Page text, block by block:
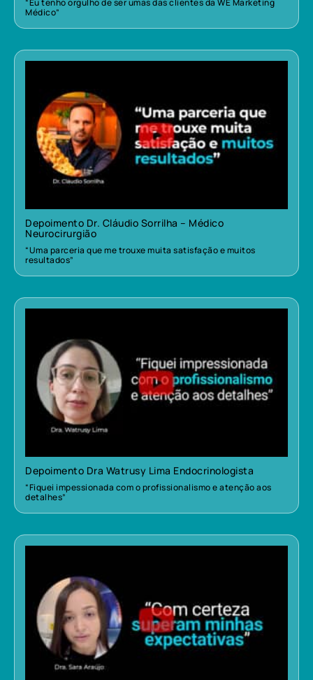
“Eu tenho orgulho de ser umas das clientes da WE Marketing
Médico”
Depoimento Dr. Cláudio Sorrilha – Médico
Neurocirurgião
“Uma parceria que me trouxe muita satisfação e muitos
resultados”
Depoimento Dra Watrusy Lima Endocrinologista
“Fiquei impessionada com o profissionalismo e atenção aos
detalhes”